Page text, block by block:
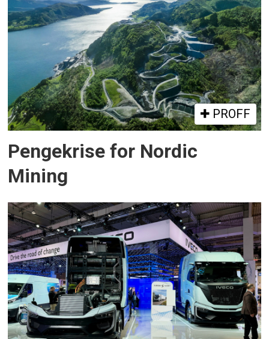
PROFF
Pengekrise for Nordic
Mining